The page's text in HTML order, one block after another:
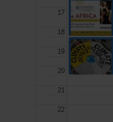
17
18
19
20
21
22